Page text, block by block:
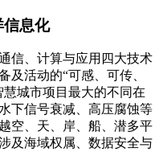
信息化
信、计算与应用四大技术
及活动的“可感、可传、
城市项目最大的不同在
水下信号衰减、高压腐蚀等
越空、天、岸、船、潜多平
涉及海域权属、数据安全与